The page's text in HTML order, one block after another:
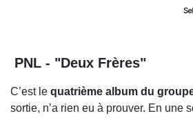
PNL - "Deux Frères"
C’est le quatrième album du
sortie, n’a rien eu à prouver. En une